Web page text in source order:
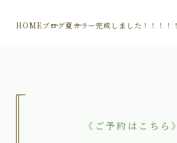
HOMEブログ夏カラー完成しました！！！！！
《ご予約はこちら》